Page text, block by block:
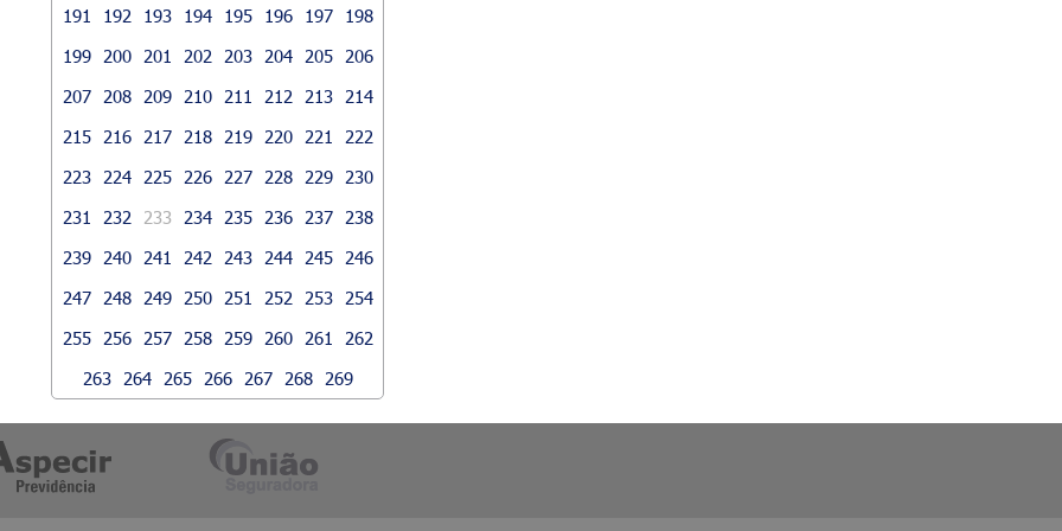
191
192 193 194 195 196 197
198
199
200 201 202 203 204 205
206
207
208 209 210 211 212 213
214
215
216 217 218 219 220 221
222
223
224 225 226 227 228 229
230
231
232 233 234 235 236 237
238
239
240 241 242 243 244 245
246
247
248 249 250 251 252 253
254
255
256 257 258 259 260 261
262
263
264 265 266 267 268 269